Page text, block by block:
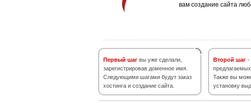
вам создание сайта
Первый шаг вы уже сделали,
зарегистрировав доменное имя.
Следующими шагами будут заказ
хостинга и создание сайта.
Второй шаг -
Также вы
установку